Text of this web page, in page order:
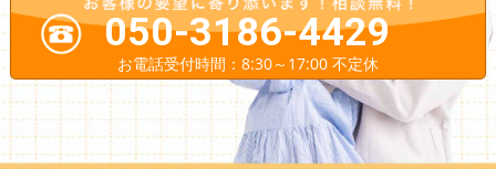
050-3186-4429
お電話受付時間：8:30～17:00 不定休